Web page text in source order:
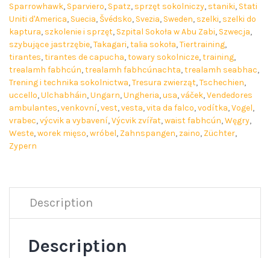
Sparrowhawk, Sparviero, Spatz, sprzęt sokolniczy, staniki, Stati
Uniti d'America, Suecia, Švédsko, Svezia, Sweden, szelki, szelki do
kaptura, szkolenie i sprzęt, Szpital Sokoła w Abu Zabi, Szwecja,
szybujące jastrzębie,Takagari,talia sokoła,Tiertraining,
tirantes,tirantes de capucha,towary sokolnicze,training,
trealamh fabhcún,trealamh fabhcúnachta,trealamh seabhac,
Trening i technika sokolnictwa,Tresura zwierząt,Tschechien,
uccello,Ulchabháin,Ungarn,Ungheria,usa,váček,Vendedores
ambulantes,venkovní,vest,vesta,vita da falco,vodítka,Vogel,
vrabec,výcvik a vybavení,Výcvik zvířat,waist fabhcún,Węgry,
Weste,worek mięso,wróbel, Zahnspangen, zaino, Züchter,
Zypern
Description
Description